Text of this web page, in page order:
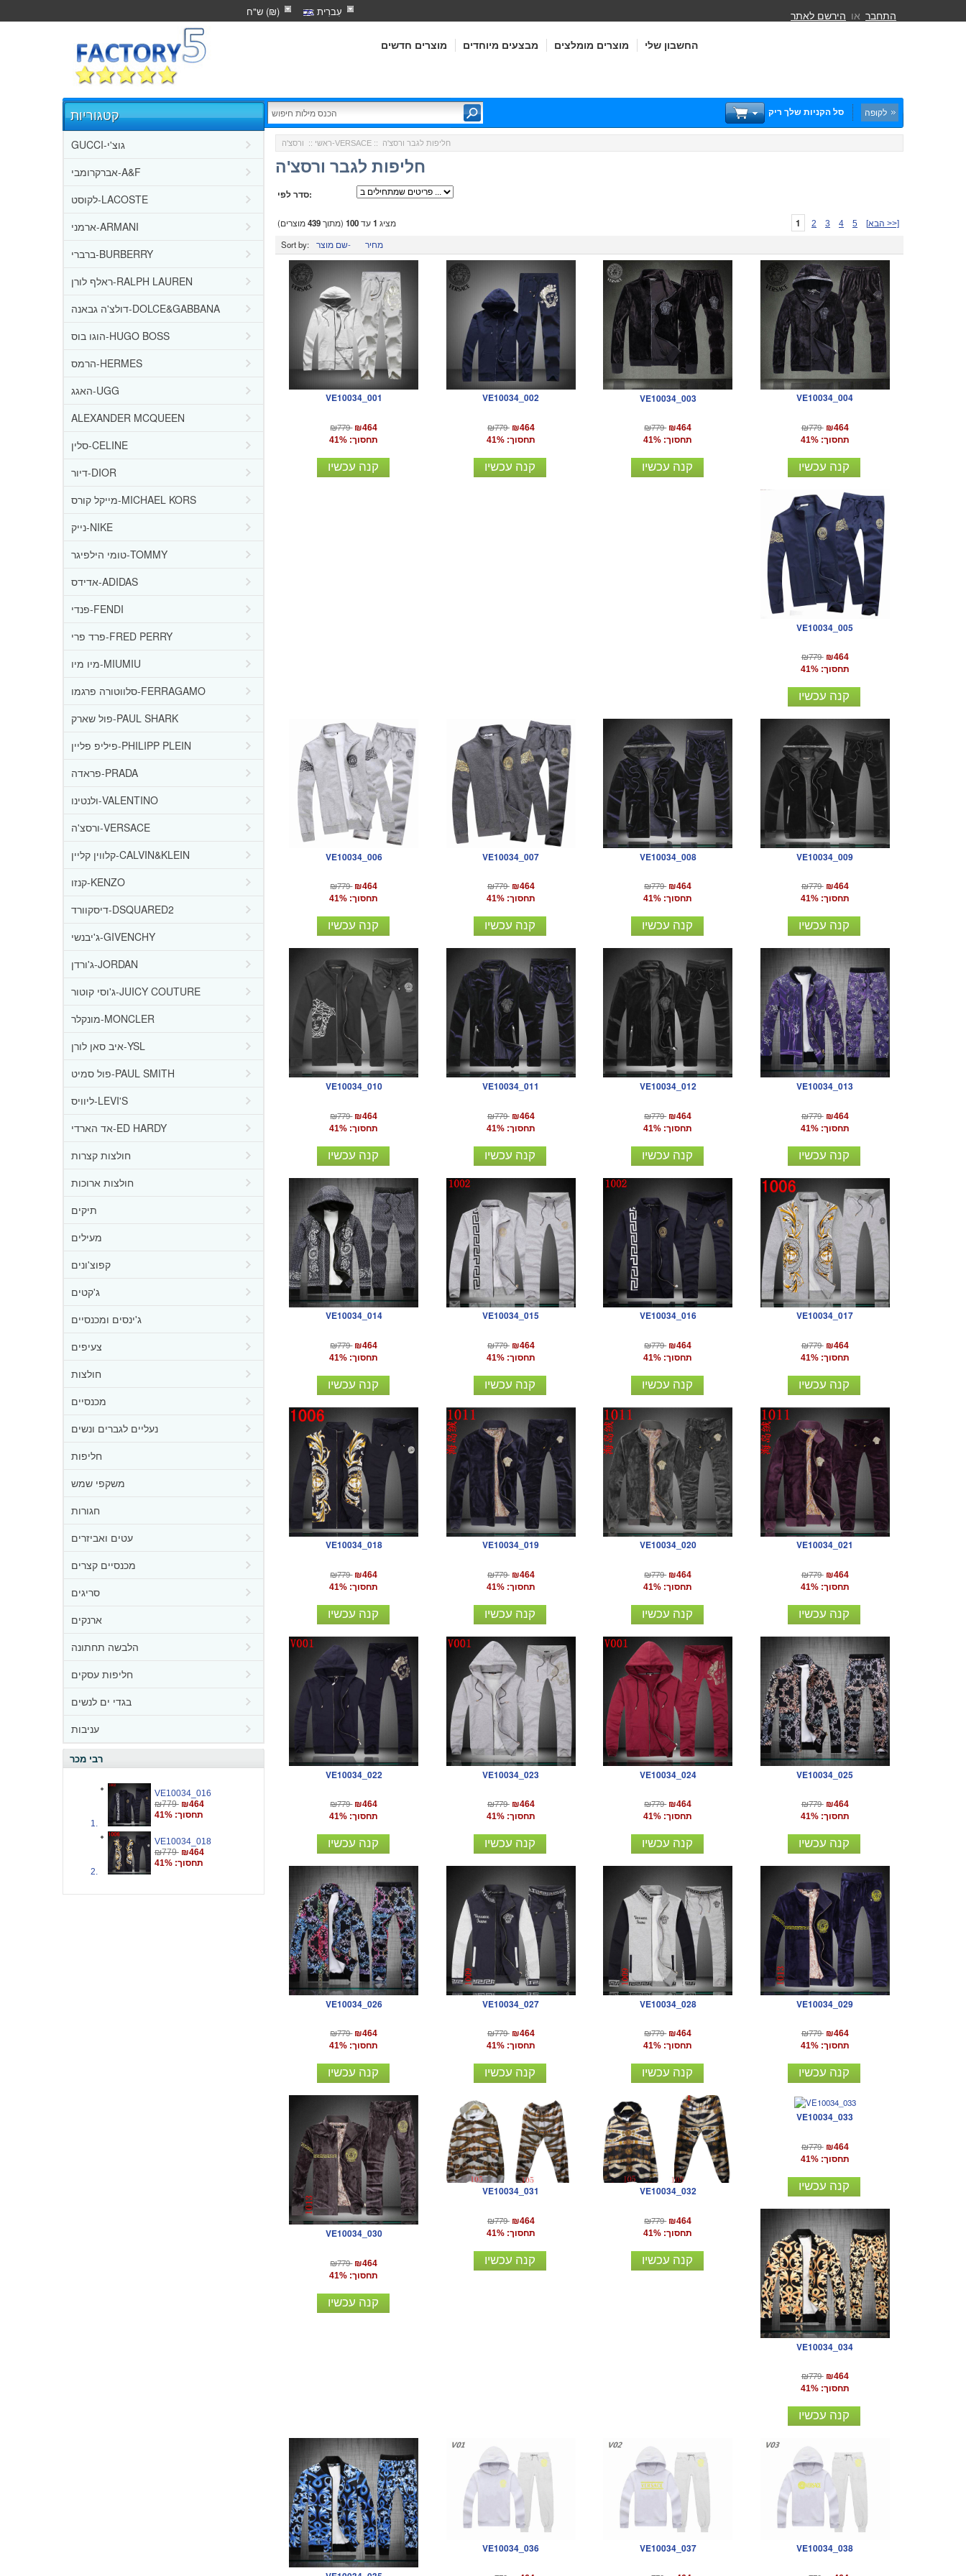
עִברִית ש"ח (₪)
מוצרים חדשים מבצעים מיוחדים מוצרים מומלצים החשבון שלי
התחבר או הירשם לאתר
סל הקניות שלך ריק לקופה
קטגוריות
GUCCI-גוצ'י
אברקרומבי-A&F
לקוסט-LACOSTE
ארמני-ARMANI
ברברי-BURBERRY
ראלף לורן-RALPH LAUREN
דולצ'ה גבאנה-DOLCE&GABBANA
הוגו בוס-HUGO BOSS
הרמס-HERMES
האגג-UGG
ALEXANDER MCQUEEN
סלין-CELINE
דיור-DIOR
מייקל קורס-MICHAEL KORS
נייק-NIKE
טומי הילפיגר-TOMMY
אדידס-ADIDAS
פנדי-FENDI
פרד פרי-FRED PERRY
מיו מיו-MIUMIU
סלווטורה פרגמו-FERRAGAMO
פול שארק-PAUL SHARK
פיליפ פליין-PHILIPP PLEIN
פראדה-PRADA
ולנטינו-VALENTINO
ורסצ'ה-VERSACE
קלווין קליין-CALVIN&KLEIN
קנזו-KENZO
דיסקוורד-DSQUARED2
ג'יבנשי-GIVENCHY
ג'ורדן-JORDAN
ג'וסי קוטור-JUICY COUTURE
מונקלר-MONCLER
איב סאן לורן-YSL
פול סמיט-PAUL SMITH
ליוויס-LEVI'S
אד הארדי-ED HARDY
חולצות קצרות
חולצות ארוכות
תיקים
מעילים
קפוצ'ונים
ג'קטים
ג'ינסים ומכנסיים
צעיפים
חולצות
מכנסיים
נעליים לגברים ונשים
חליפות
משקפי שמש
חגורות
עטים ואביזרים
מכנסיים קצרים
סריגים
ארנקים
הלבשה תחתונה
חליפות עסקים
בגדי ים לנשים
עניבות
רבי מכר
VE10034_016
₪779 ₪464
תחסוך: 41%
VE10034_018
₪779 ₪464
תחסוך: 41%
ראשי :: ורסצ'ה-VERSACE :: חליפות לגבר ורסצ'ה
חליפות לגבר ורסצ'ה
סדר לפי:
מציג 1עד100(מתוך439מוצרים) 1 2 3 4 5 [הבא >>]
Sort by: שם מוצר- מחיר
VE10034_001
₪779 ₪464
תחסוך: 41%
קנה עכשיו
VE10034_002
₪779 ₪464
תחסוך: 41%
קנה עכשיו
VE10034_003
₪779 ₪464
תחסוך: 41%
קנה עכשיו
VE10034_004
₪779 ₪464
תחסוך: 41%
קנה עכשיו
VE10034_005
₪779 ₪464
תחסוך: 41%
קנה עכשיו
VE10034_006
₪779 ₪464
תחסוך: 41%
קנה עכשיו
VE10034_007
₪779 ₪464
תחסוך: 41%
קנה עכשיו
VE10034_008
₪779 ₪464
תחסוך: 41%
קנה עכשיו
VE10034_009
₪779 ₪464
תחסוך: 41%
קנה עכשיו
VE10034_010
₪779 ₪464
תחסוך: 41%
קנה עכשיו
VE10034_011
₪779 ₪464
תחסוך: 41%
קנה עכשיו
VE10034_012
₪779 ₪464
תחסוך: 41%
קנה עכשיו
VE10034_013
₪779 ₪464
תחסוך: 41%
קנה עכשיו
VE10034_014
₪779 ₪464
תחסוך: 41%
קנה עכשיו
VE10034_015
₪779 ₪464
תחסוך: 41%
קנה עכשיו
VE10034_016
₪779 ₪464
תחסוך: 41%
קנה עכשיו
VE10034_017
₪779 ₪464
תחסוך: 41%
קנה עכשיו
VE10034_018
₪779 ₪464
תחסוך: 41%
קנה עכשיו
VE10034_019
₪779 ₪464
תחסוך: 41%
קנה עכשיו
VE10034_020
₪779 ₪464
תחסוך: 41%
קנה עכשיו
VE10034_021
₪779 ₪464
תחסוך: 41%
קנה עכשיו
VE10034_022
₪779 ₪464
תחסוך: 41%
קנה עכשיו
VE10034_023
₪779 ₪464
תחסוך: 41%
קנה עכשיו
VE10034_024
₪779 ₪464
תחסוך: 41%
קנה עכשיו
VE10034_025
₪779 ₪464
תחסוך: 41%
קנה עכשיו
VE10034_026
₪779 ₪464
תחסוך: 41%
קנה עכשיו
VE10034_027
₪779 ₪464
תחסוך: 41%
קנה עכשיו
VE10034_028
₪779 ₪464
תחסוך: 41%
קנה עכשיו
VE10034_029
₪779 ₪464
תחסוך: 41%
קנה עכשיו
VE10034_030
₪779 ₪464
תחסוך: 41%
קנה עכשיו
VE10034_031
₪779 ₪464
תחסוך: 41%
קנה עכשיו
VE10034_032
₪779 ₪464
תחסוך: 41%
קנה עכשיו
VE10034_033
₪779 ₪464
תחסוך: 41%
קנה עכשיו
VE10034_034
₪779 ₪464
תחסוך: 41%
קנה עכשיו
VE10034_036 VE10034_037 VE10034_038